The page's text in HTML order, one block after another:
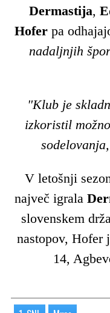
Dermastija,
Hofer pa
nadaljnjih
"Klub je
izkoristil
V letošnji
največ igrala
slovenskem
nastopov, Hofer
14,